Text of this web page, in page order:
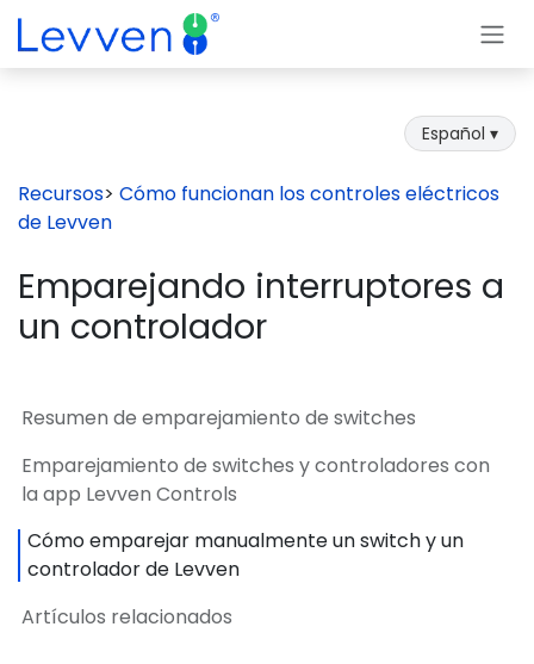
Ir al contenido
Español ▾
Recursos> Cómo funcionan los controles eléctricos
de Levven
Emparejando interruptores a
un controlador
Resumen de emparejamiento de switches
Emparejamiento de switches y controladores con
la app Levven Controls
Cómo emparejar manualmente un switch y un
controlador de Levven
Artículos relacionados